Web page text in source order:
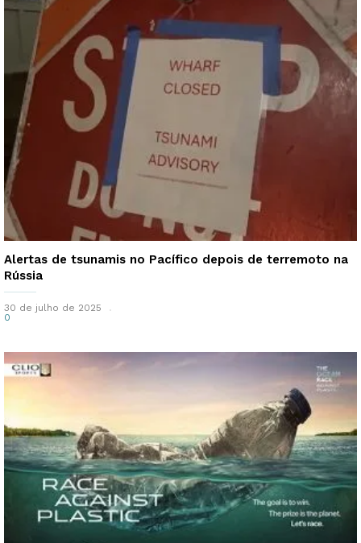
Alertas de tsunamis no Pacífico depois de terremoto na
Rússia
30 de julho de 2025
0